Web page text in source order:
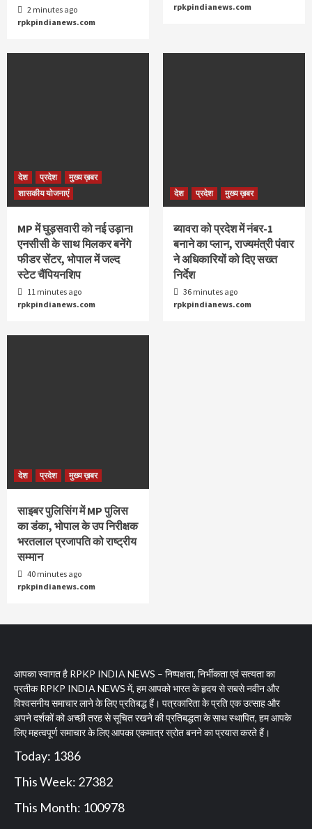
2 minutes ago
rpkpindianews.com
rpkpindianews.com
देश प्रदेश
मुख्य ख़बर
शासकीय योजनाएं
MP में घुड़सवारी को नई उड़ान!
एनसीसी के साथ मिलकर बनेंगे
फीडर सेंटर, भोपाल में जल्द
स्टेट चैंपियनशिप
11 minutes ago
rpkpindianews.com
देश प्रदेश मुख्य ख़बर
ब्यावरा को प्रदेश में नंबर-1
बनाने का प्लान, राज्यमंत्री पंवार
ने अधिकारियों को दिए सख्त
निर्देश
36 minutes ago
rpkpindianews.com
देश प्रदेश मुख्य ख़बर
साइबर पुलिसिंग में MP पुलिस
का डंका, भोपाल के उप निरीक्षक
भरतलाल प्रजापति को राष्ट्रीय
सम्मान
40 minutes ago
rpkpindianews.com
आपका स्वागत है RPKP INDIA NEWS – निष्पक्षता, निर्भीकता एवं सत्यता का
प्रतीक RPKP INDIA NEWS में, हम आपको भारत के हृदय से सबसे नवीन और
विश्वसनीय समाचार लाने के लिए प्रतिबद्ध हैं। पत्रकारिता के प्रति एक उत्साह और
अपने दर्शकों को अच्छी तरह से सूचित रखने की प्रतिबद्धता के साथ स्थापित, हम आपके
लिए महत्वपूर्ण समाचार के लिए आपका एकमात्र स्रोत बनने का प्रयास करते हैं।
Today: 1386
This Week: 27382
This Month: 100978